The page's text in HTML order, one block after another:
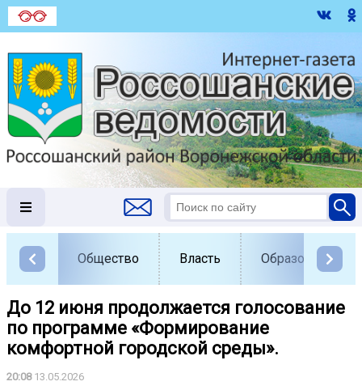
Общество Власть Образование
До 12 июня продолжается голосование
по программе «Формирование
комфортной городской среды».
20:0813.05.2026